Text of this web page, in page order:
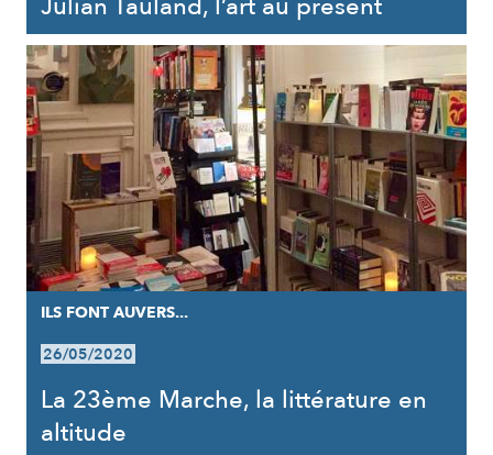
Julian Tauland, l’art au présent
ILS FONT AUVERS...
26/05/2020
La 23ème Marche, la littérature en
altitude